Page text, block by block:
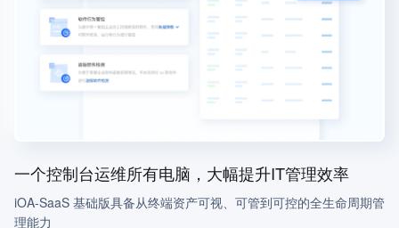
一个控制台运维所有电脑，大幅提升IT管理效率
iOA-SaaS 基础版具备从终端资产可视、可管到可控的全生命周期管
理能力